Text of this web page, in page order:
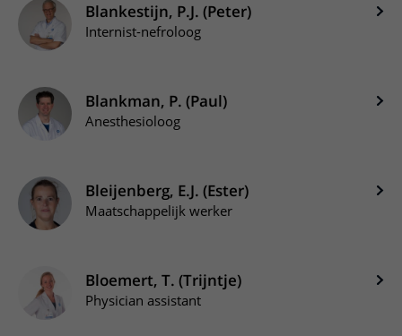
Blankestijn, P.J. (Peter)
Internist-nefroloog
Blankman, P. (Paul)
Anesthesioloog
Bleijenberg, E.J. (Ester)
Maatschappelijk werker
Bloemert, T. (Trijntje)
Physician assistant